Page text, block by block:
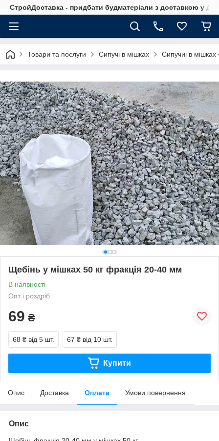
СтройДоставка - придбати будматеріали з доставкою у
Товари та послуги Сипучі в мішках Сипучиі в мішках
Щебінь у мішках 50 кг фракція 20-40 мм
В наявності
Опт і роздріб
69 ₴
68 ₴ від 5 шт. 67 ₴ від 10 шт.
Купити
Опис Доставка Оплата Умови повернення
Опис